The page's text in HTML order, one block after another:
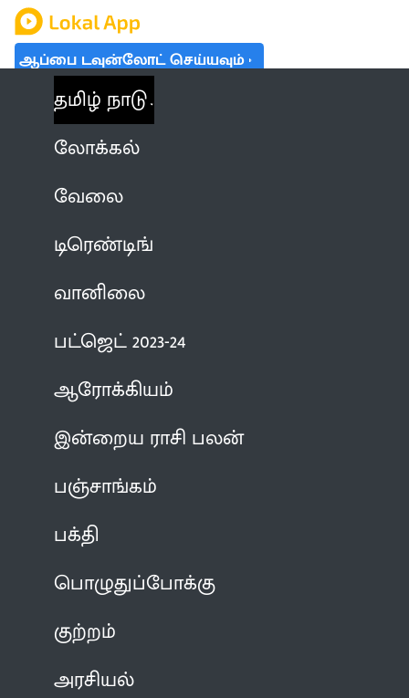
ஆப்பை டவுன்லோட் செய்யவும்
தமிழ் நாடு
லோக்கல்
வேலை
டிரெண்டிங்
வானிலை
பட்ஜெட் 2023-24
ஆரோக்கியம்
இன்றைய ராசி பலன்
பஞ்சாங்கம்
பக்தி
பொழுதுப்போக்கு
குற்றம்
அரசியல்